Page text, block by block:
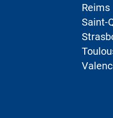
Reims
Saint-